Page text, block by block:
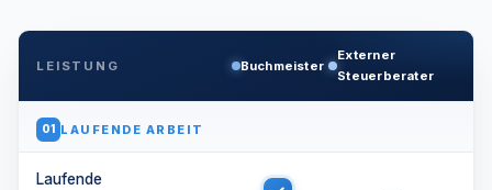
LEISTUNG Buchmeister
Externer
Steuerberater
01 LAUFENDE ARBEIT
Laufende